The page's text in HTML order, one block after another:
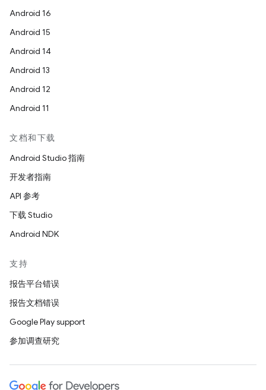
Android 16
Android 15
Android 14
Android 13
Android 12
Android 11
文档和下载
Android Studio 指南
开发者指南
API 参考
下载 Studio
Android NDK
支持
报告平台错误
报告文档错误
Google Play support
参加调查研究